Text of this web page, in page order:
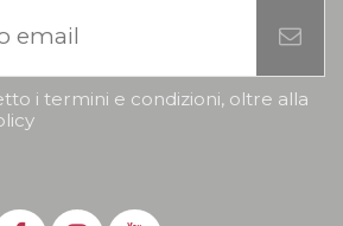
i termini e condizioni, oltre alla